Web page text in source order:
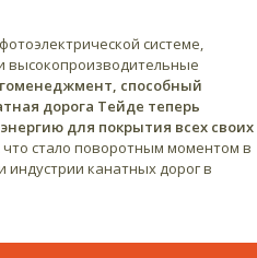
системе,
высокопроизводительные
способный
дорога Тейде теперь
для покрытия всех своих
что стало поворотным моментом в
индустрии канатных дорог в